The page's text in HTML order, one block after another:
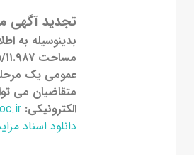
تجدید آگهی
بدینوسیله به
مساحت ۴۵/۱۱.۹۸۷ مترمربع واقع در
عمومی یک
الکترونیکی:
دانلود اسناد